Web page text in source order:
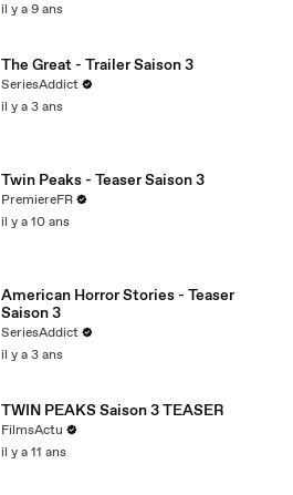
il y a 9 ans
The Great - Trailer Saison 3
SeriesAddict
il y a 3 ans
Twin Peaks - Teaser Saison 3
PremiereFR
il y a 10 ans
American Horror Stories - Teaser
Saison 3
SeriesAddict
il y a 3 ans
TWIN PEAKS Saison 3 TEASER
FilmsActu
il y a 11 ans